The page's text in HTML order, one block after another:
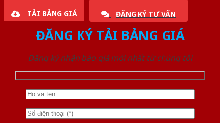
TẢI BẢNG GIÁ ĐĂNG KÝ TƯ VẤN
ĐĂNG KÝ TẢI BẢNG GIÁ
Đăng ký nhận báo giá mới nhất từ chúng tôi